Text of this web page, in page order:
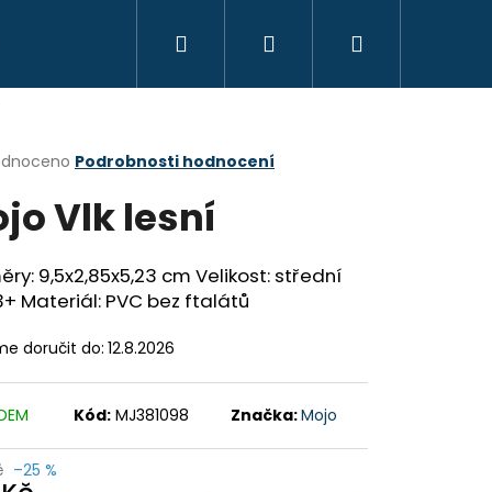
MONTESSORIPřihlášení
Podrobnosti hodnocení
Vlk lesní
9,5x2,85x5,23 cm Velikost: střední
Materiál: PVC bez ftalátů
doručit do: 12.8.2026
Kód: MJ381098 Značka:Mojo
–25 %
MONTESSORI